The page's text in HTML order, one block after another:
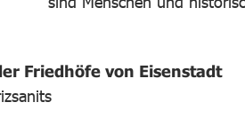
Friedhöfe von Eisenstadt